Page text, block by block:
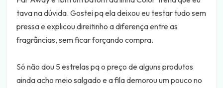
tava na dúvida. Gostei pq ela deixou eu testar tudo sem
pressa e explicou direitinho a diferença entre as
fragrâncias, sem ficar forçando compra.
Só não dou 5 estrelas pq o preço de alguns produtos
ainda acho meio salgado e a fila demorou um pouco no